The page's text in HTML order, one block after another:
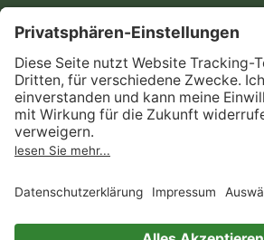
AGB
Informationen nach Data
Act
Verträge hier kündigen
Impressum